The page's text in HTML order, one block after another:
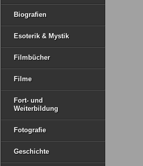
Biografien
Esoterik & Mystik
Filmbücher
Filme
Fort- und
Weiterbildung
Fotografie
Geschichte